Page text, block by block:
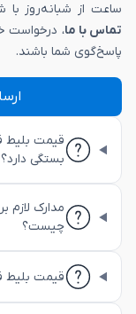
ساعت از شبانه‌روز با
تماس با ما، درخواست
پاسخ‌گوی شما باشند.
قیمت بلیط
بستگی دارد؟
مدارک لازم
چیست؟
قیمت بلیط